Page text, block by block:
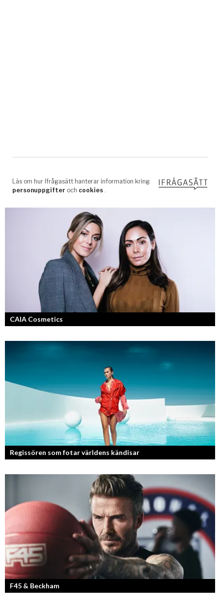
CAIA Cosmetics
Skönhet är bra självkänsla och ett vackert leende enligt grundarna av
Regissören som fotar världens kändisar
Fotografen och regissören Peter Svenson har en lång meritlista och är
ett sant bevis på att om man tror på sig själv och...
F45 & Beckham